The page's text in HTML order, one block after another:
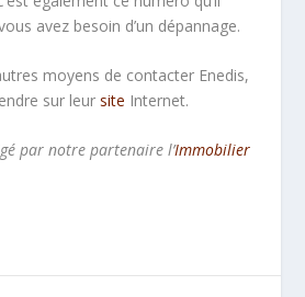
avez besoin d’un dépannage.
moyens de contacter Enedis,
sur leursite Internet.
par notre partenaire l’Immobilier